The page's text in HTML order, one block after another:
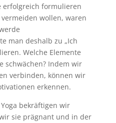
erfolgreich formulieren
wollen, waren
man deshalb zu „Ich
Welche Elemente
schwächen? Indem wir
verbinden, können wir
erkennen.
bekräftigen wir
sie prägnant und in der